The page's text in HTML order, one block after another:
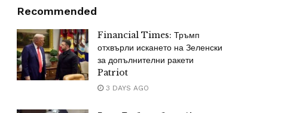
Recommended
Financial Times: Тръмп
отхвърли искането на Зеленски
за допълнителни ракети
Patriot
3 DAYS AGO